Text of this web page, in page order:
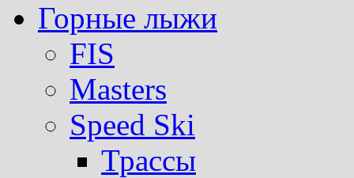
Горные лыжи
FIS
Masters
Speed Ski
Трассы